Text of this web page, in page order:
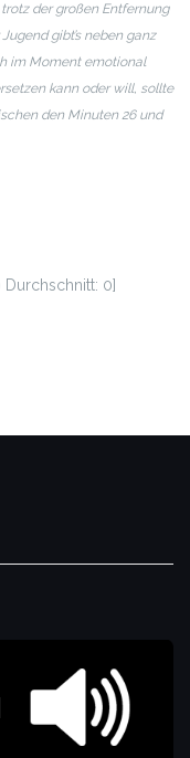
der großen Entfernung
gibt’s neben ganz
im Moment emotional
kann oder will, sollte
den Minuten 26 und
Durchschnitt: 0]